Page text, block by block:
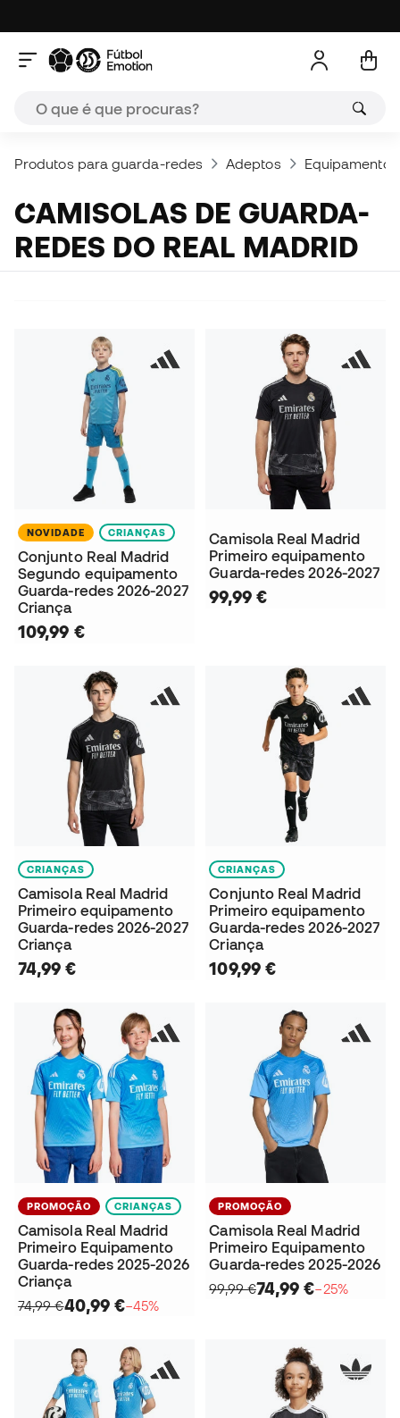
Produtos para guarda-redes Adeptos
CAMISOLAS DE GUARDA-
REDES DO REAL MADRID
NOVIDADE CRIANÇAS
Conjunto Real Madrid
Segundo equipamento
Guarda-redes 2026-2027
Criança
109,99 €
Camisola Real Madrid
Primeiro equipamento
Guarda-redes 2026-2027
99,99 €
CRIANÇAS
Camisola Real Madrid
Primeiro equipamento
Guarda-redes 2026-2027
Criança
74,99 €
CRIANÇAS
Conjunto Real Madrid
Primeiro equipamento
Guarda-redes 2026-2027
Criança
109,99 €
PROMOÇÃO CRIANÇAS
Camisola Real Madrid
Primeiro Equipamento
Guarda-redes 2025-2026
Criança
74,99 €40,99 €−45%
PROMOÇÃO
Camisola Real Madrid
Primeiro Equipamento
Guarda-redes 2025-2026
99,99 €74,99 €−25%